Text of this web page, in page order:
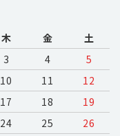
木 金
土
3 4
5
10 11
12
17 18
19
24 25
26